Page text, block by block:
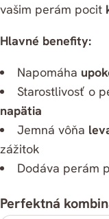
vašim perám pocit
Hlavné benefity:
Napomáha
Starostlivosť o
napätia
Jemná vôňa
zážitok
Dodáva perám
Perfektná